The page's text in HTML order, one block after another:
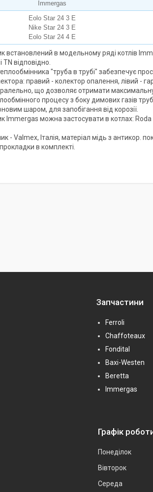
Immergas
Eolo Star 24 3 E
Nike Star 24 3 E
Eolo Star 24 4 E
встановлений в модельному ряді котлів
відповідно.
"труба в трубі" забезпечує
правий - колектор опалення, лівий -
що дозволяє отримати
процесу з боку димових газів
шаром, для запобігання від корозії.
Immergas можна застосувати в котлах:
- Valmex, Італія, матеріал мідь з антикор.
в комплекті.
Запчастини
Ferroli
Chaffoteaux
Fondital
Baxi-Westen
Beretta
Immergas
Графік
Понеділок
Вівторок
Середа